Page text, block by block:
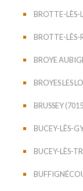
BROTTE-LÈS-
BROTTE-LÈS-
BROYE
BROYES LES
BRUSSEY
BUCEY-LÈS-
BUCEY-LÈS-